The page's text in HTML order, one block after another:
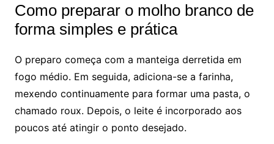
Como preparar o molho branco de
forma simples e prática
O preparo começa com a manteiga derretida em
fogo médio. Em seguida, adiciona-se a farinha,
mexendo continuamente para formar uma pasta, o
chamado roux. Depois, o leite é incorporado aos
poucos até atingir o ponto desejado.